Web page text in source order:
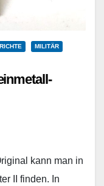
MILITÄR
kann man in
II finden. In